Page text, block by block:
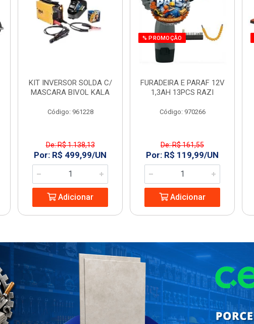
KIT INVERSOR SOLDA C/
MASCARA BIVOL KALA
Código: 961228
De: R$ 1.138,13
Por: R$ 499,99/UN
Adicionar
% PROMOÇÃO
FURADEIRA E PARAF 12V
1,3AH 13PCS RAZI
Código: 970266
De: R$ 161,55
Por: R$ 119,99/UN
Adicionar